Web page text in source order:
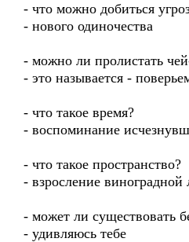
- что можно добиться
- нового одиночества
- можно ли пролистать
- это называется -
- что такое время?
- воспоминание
- что такое пространство?
- взросление виноградной
- может ли существовать
- удивляюсь тебе